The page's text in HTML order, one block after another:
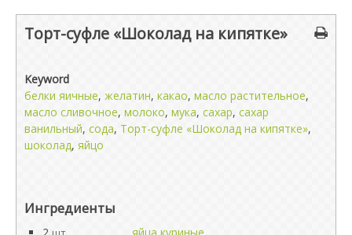
Торт-суфле «Шоколад на кипятке»
Keyword
белки яичные, желатин, какао, масло растительное,
масло сливочное, молоко, мука, сахар, сахар
ванильный, сода, Торт-суфле «Шоколад на кипятке»,
шоколад, яйцо
Ингредиенты